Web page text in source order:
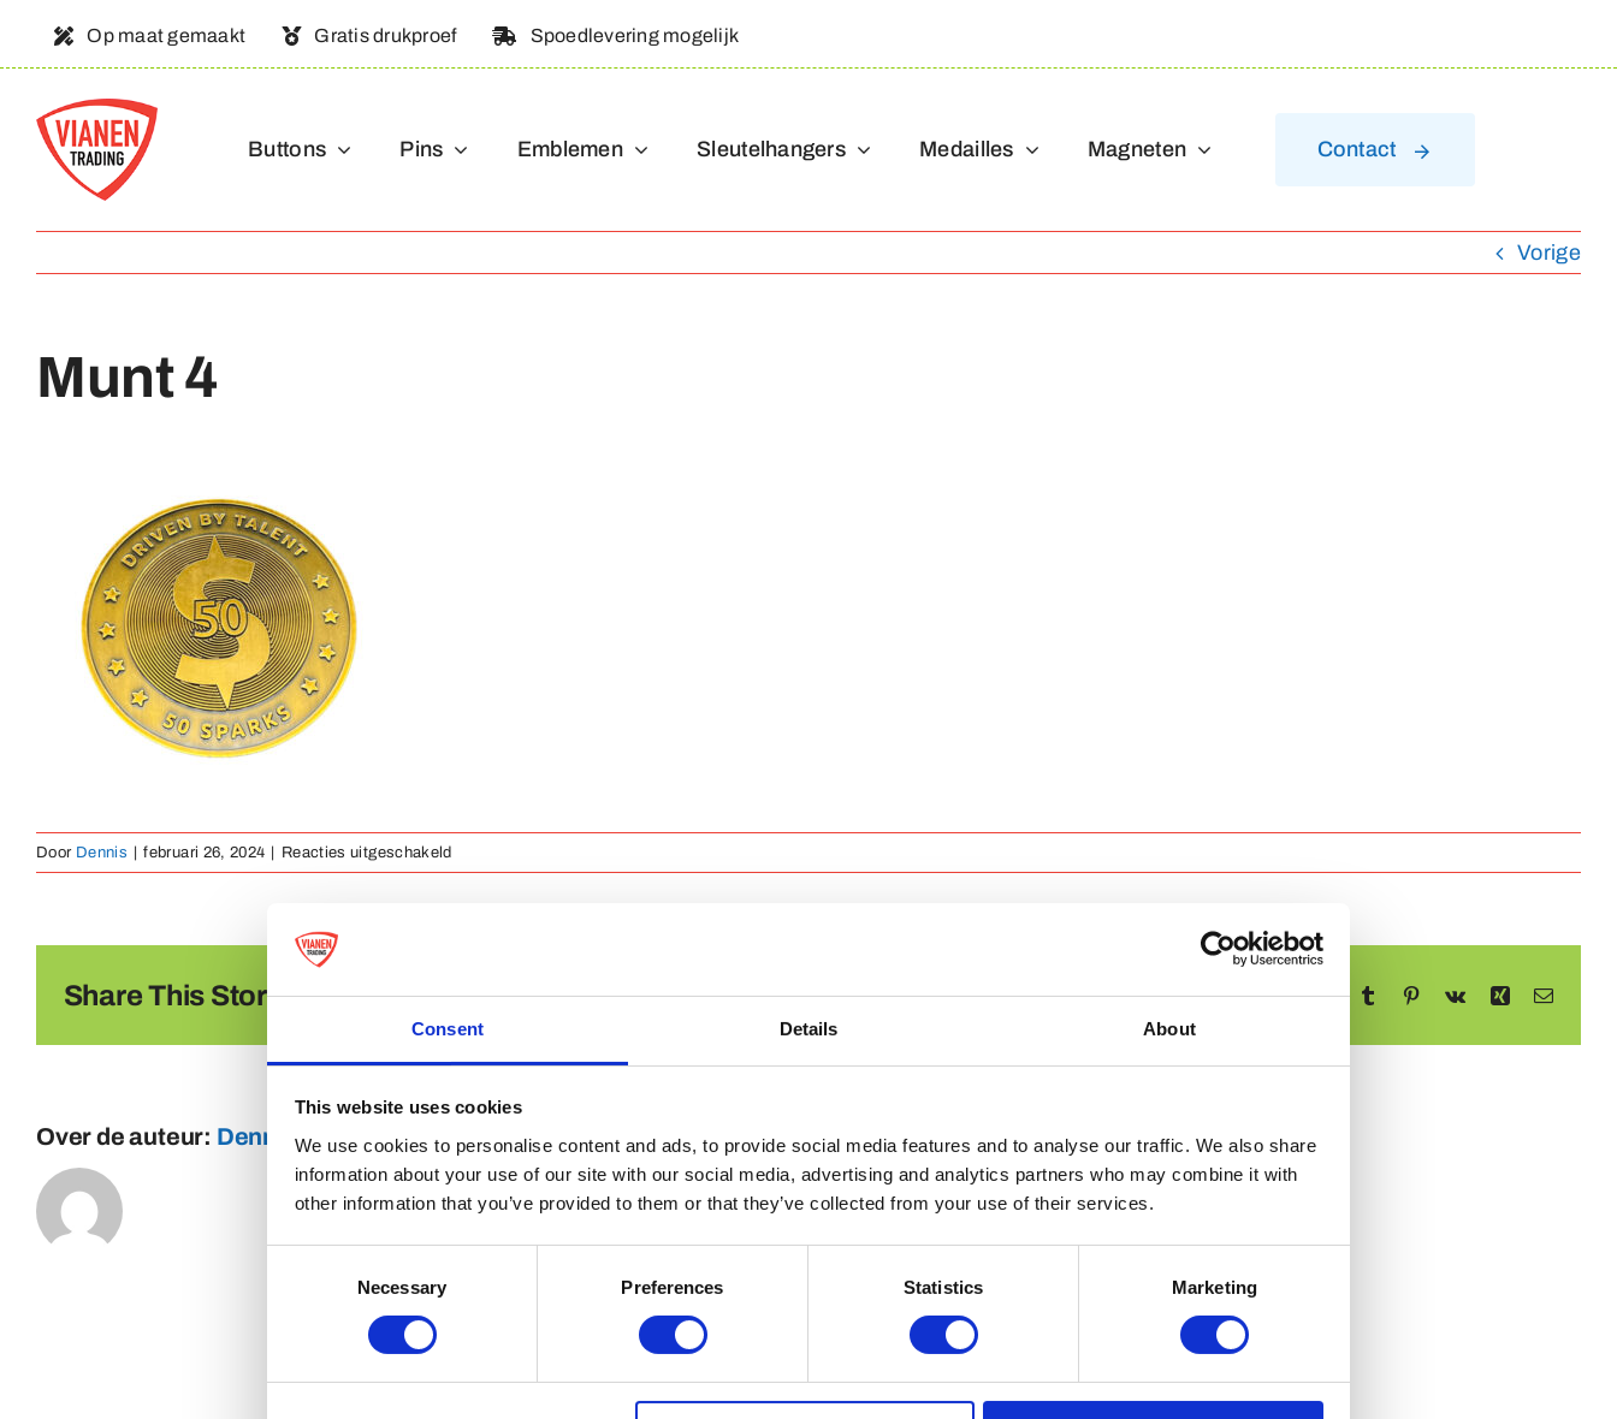
Consent Details About
This website uses cookies
We use cookies to personalise content and ads, to provide social media features and to analyse our traffic. We also share
information about your use of our site with our social media, advertising and analytics partners who may combine it with
other information that you’ve provided to them or that they’ve collected from your use of their services.
Necessary Preferences Statistics Marketing
Op maat gemaakt Gratis drukproef Spoedlevering mogelijk
Buttons Pins Emblemen Sleutelhangers Medailles Magneten Contact
Vorige
Munt 4
Door Dennis februari 26, 2024 Reacties uitgeschakeldvoor
Munt
Share This Story, Choose Your Platform! Facebook
X RedditLinkedInWhatsApp
TelegramTumblr Pinterest
Vk XingE-
Over de auteur: Dennis